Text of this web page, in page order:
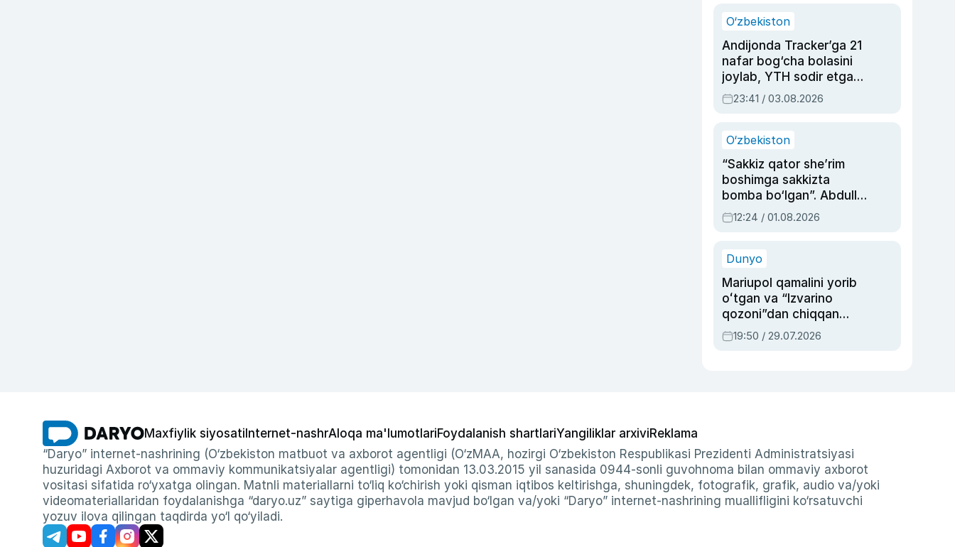
O‘zbekiston
Andijonda Tracker’ga 21
nafar bog‘cha bolasini
joylab, YTH sodir etgan
ayolga sud hukmi o‘qildi
23:41 / 03.08.2026
O‘zbekiston
“Sakkiz qator she’rim
boshimga sakkizta
bomba bo‘lgan”. Abdulla
Oripovni siyosiy
ayblovlardan asrab
12:24 / 01.08.2026
Dunyo
Mariupol qamalini yorib
oʻtgan va “Izvarino
qozoni”dan chiqqan
qahramon — Ukraina
armiyasi bosh
19:50 / 29.07.2026
Maxfiylik siyosati Internet-nashrAloqa ma'lumotlariFoydalanish shartlariYangiliklar arxiviReklama
“Daryo” internet-nashrining (O‘zbekiston matbuot va axborot agentligi (O‘zMAA, hozirgi O‘zbekiston Respublikasi Prezidenti Administratsiyasi
huzuridagi Axborot va ommaviy kommunikatsiyalar agentligi) tomonidan 13.03.2015 yil sanasida 0944-sonli guvohnoma bilan ommaviy axborot
vositasi sifatida ro‘yxatga olingan. Matnli materiallarni to‘liq ko‘chirish yoki qisman iqtibos keltirishga, shuningdek, fotografik, grafik, audio va/yoki
videomateriallaridan foydalanishga “daryo.uz” saytiga giperhavola mavjud bo‘lgan va/yoki “Daryo” internet-nashrining muallifligini ko‘rsatuvchi
yozuv ilova qilingan taqdirda yo‘l qo‘yiladi.